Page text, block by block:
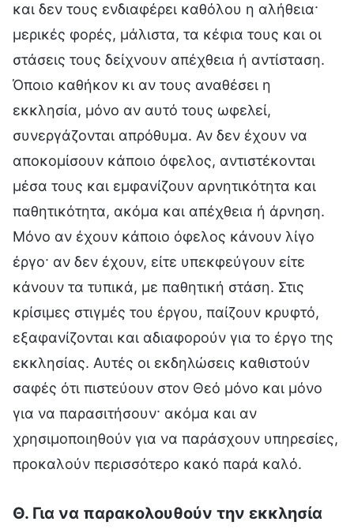
και δεν τους ενδιαφέρει καθόλου η αλήθεια·
μερικές φορές, μάλιστα, τα κέφια τους και οι
στάσεις τους δείχνουν απέχθεια ή αντίσταση.
Όποιο καθήκον κι αν τους αναθέσει η
εκκλησία, μόνο αν αυτό τους ωφελεί,
συνεργάζονται απρόθυμα. Αν δεν έχουν να
αποκομίσουν κάποιο όφελος, αντιστέκονται
μέσα τους και εμφανίζουν αρνητικότητα και
παθητικότητα, ακόμα και απέχθεια ή άρνηση.
Μόνο αν έχουν κάποιο όφελος κάνουν λίγο
έργο· αν δεν έχουν, είτε υπεκφεύγουν είτε
κάνουν τα τυπικά, με παθητική στάση. Στις
κρίσιμες στιγμές του έργου, παίζουν κρυφτό,
εξαφανίζονται και αδιαφορούν για το έργο της
εκκλησίας. Αυτές οι εκδηλώσεις καθιστούν
σαφές ότι πιστεύουν στον Θεό μόνο και μόνο
για να παρασιτήσουν· ακόμα και αν
χρησιμοποιηθούν για να παράσχουν υπηρεσίες,
προκαλούν περισσότερο κακό παρά καλό.
Θ. Για να παρακολουθούν την εκκλησία